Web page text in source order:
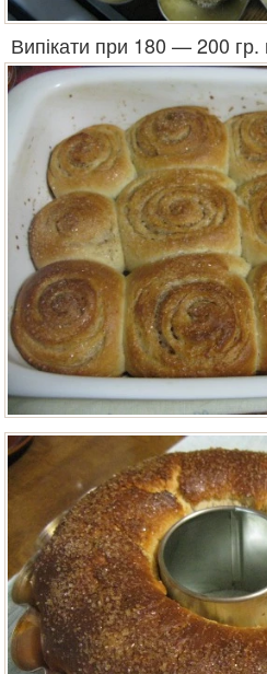
Випікати при 180 — 200